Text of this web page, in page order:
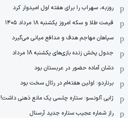
روزبه، سهراب را برای هفته اول امیدوار کرد
قیمت طلا و سکه امروز یکشنبه ۱۸ مرداد ۱۴۰۵
سپاهان مهاجم هدف و مدافع میانی می‌گیرد
جدول پخش زنده بازی‌های یکشنبه 18 مرداد
دشان آماده حضور در عربستان بود
برناردو: اولین هفته‌ام در رئال سخت بود
ژابی آلونسو: ستاره چلسی یک مانع ذهنی داشت!
راز شماره عجیب ستاره جدید آرسنال